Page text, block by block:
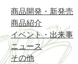
商品開発・新発売
商品紹介
イベント・出来事
ニュース
その他